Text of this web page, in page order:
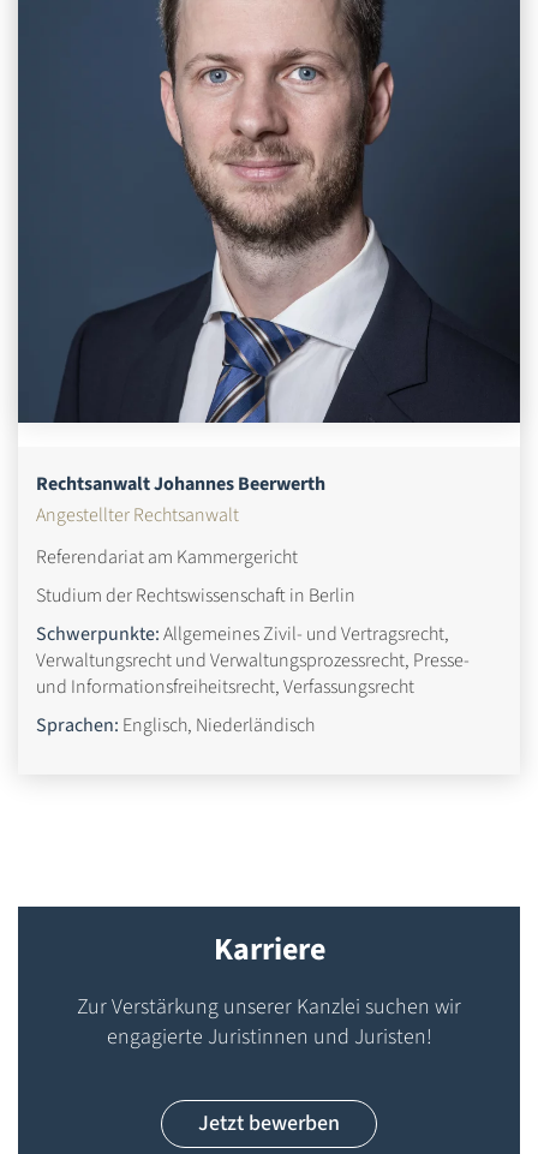
Rechtsanwalt Johannes Beerwerth
Angestellter Rechtsanwalt
Referendariat am Kammergericht
Studium der Rechtswissenschaft in Berlin
Schwerpunkte:Allgemeines Zivil- und Vertragsrecht,
Verwaltungsrecht und Verwaltungsprozessrecht, Presse-
und Informationsfreiheitsrecht, Verfassungsrecht
Sprachen: Englisch, Niederländisch
Karriere
Zur Verstärkung unserer Kanzlei suchen wir
engagierte Juristinnen und Juristen!
Jetzt bewerben